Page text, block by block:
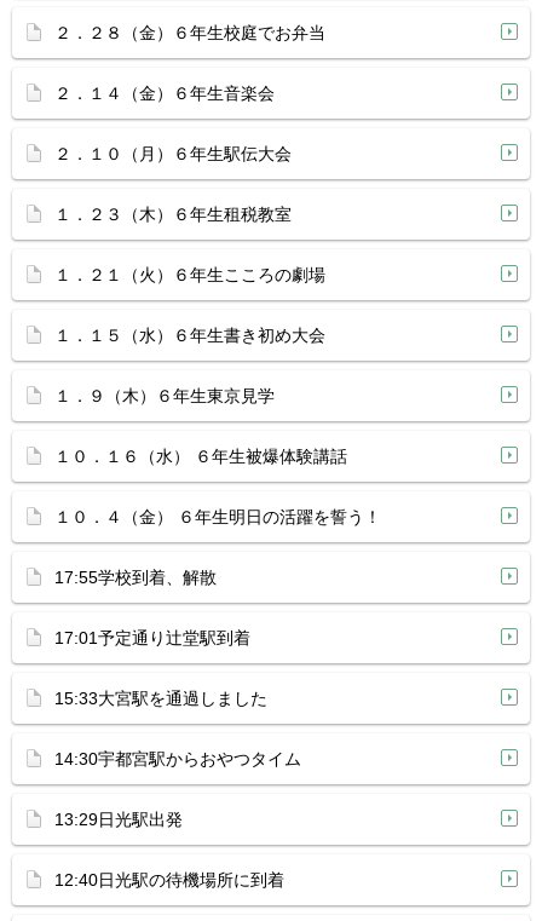
２．２８（金）６年生校庭でお弁当
２．１４（金）６年生音楽会
２．１０（月）６年生駅伝大会
１．２３（木）６年生租税教室
１．２１（火）６年生こころの劇場
１．１５（水）６年生書き初め大会
１．９（木）６年生東京見学
１０．１６（水） ６年生被爆体験講話
１０．４（金） ６年生明日の活躍を誓う！
17:55学校到着、解散
17:01予定通り辻堂駅到着
15:33大宮駅を通過しました
14:30宇都宮駅からおやつタイム
13:29日光駅出発
12:40日光駅の待機場所に到着